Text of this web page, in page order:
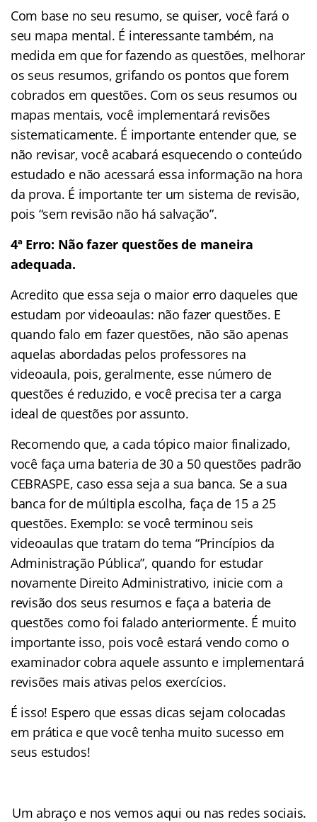
Com base no seu resumo, se quiser, você fará o
seu mapa mental. É interessante também, na
medida em que for fazendo as questões, melhorar
os seus resumos, grifando os pontos que forem
cobrados em questões. Com os seus resumos ou
mapas mentais, você implementará revisões
sistematicamente. É importante entender que, se
não revisar, você acabará esquecendo o conteúdo
estudado e não acessará essa informação na hora
da prova. É importante ter um sistema de revisão,
pois “sem revisão não há salvação”.
4ª Erro: Não fazer questões de maneira
adequada.
Acredito que essa seja o maior erro daqueles que
estudam por videoaulas: não fazer questões. E
quando falo em fazer questões, não são apenas
aquelas abordadas pelos professores na
videoaula, pois, geralmente, esse número de
questões é reduzido, e você precisa ter a carga
ideal de questões por assunto.
Recomendo que, a cada tópico maior finalizado,
você faça uma bateria de 30 a 50 questões padrão
CEBRASPE, caso essa seja a sua banca. Se a sua
banca for de múltipla escolha, faça de 15 a 25
questões. Exemplo: se você terminou seis
videoaulas que tratam do tema “Princípios da
Administração Pública”, quando for estudar
novamente Direito Administrativo, inicie com a
revisão dos seus resumos e faça a bateria de
questões como foi falado anteriormente. É muito
importante isso, pois você estará vendo como o
examinador cobra aquele assunto e implementará
revisões mais ativas pelos exercícios.
É isso! Espero que essas dicas sejam colocadas
em prática e que você tenha muito sucesso em
seus estudos!
Um abraço e nos vemos aqui ou nas redes sociais.